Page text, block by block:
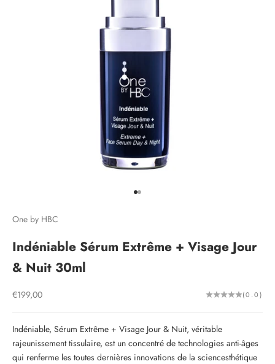
Aller à l'élément 1
Aller à l'élément 2
One by HBC
Indéniable Sérum Extrême + Visage Jour
& Nuit 30ml
Prix de vente
€199,00 (0.0)
Indéniable, Sérum Extrême + Visage Jour & Nuit, véritable
rajeunissement tissulaire, est un concentré de technologies anti-âges
qui renferme les toutes dernières innovations de la sciencesthétique